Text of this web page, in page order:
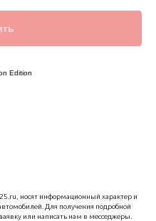
Edition
носят информационный характер и
Для получения подробной
или написать нам в месседжеры.